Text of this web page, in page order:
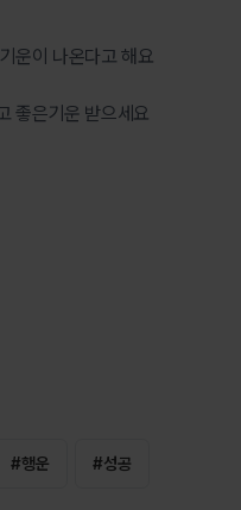
운이 나온다고 해요
좋은기운 받으세요
#행운 #성공